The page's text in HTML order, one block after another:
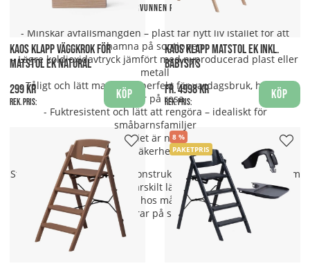
Fördelar med återvunnen plast i KAOS Klapp:
- Minskar avfallsmängden – plast får nytt liv istället för att
hamna på soptippen
- Lägre koldioxidavtryck jämfört med nyproducerad plast eller
metall
- Tåligt och lätt material – perfekt för vardagsbruk, hemma
eller på resa
- Fuktresistent och lätt att rengöra – idealiskt för
småbarnsfamiljer
- Hög kvalitet – materialet är noga testat och uppfyller
europeiska säkerhetsstandarder
Stolen har samma stabila konstruktion och smarta design som
trämodellerna, men är särskilt lätt att bära, fälla ihop och
transportera – en favorit hos många urbana familjer och
föräldrar på språng.
KAOS KLAPP VÄGGKROK FÖR
MATSTOL EK NATURAL
299 kr
Rek. pris:
Köp
KAOS KLAPP MATSTOL EK INKL.
BABYSITS
fr. 4998 kr
Rek. pris:
Köp
8
PAKETPRIS